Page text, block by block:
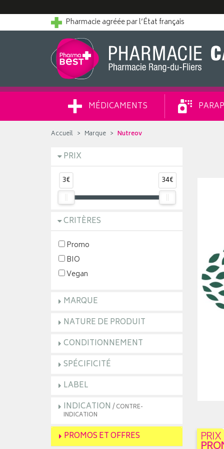
Pharmacie agréée par l’État français
MÉDICAMENTS
Accueil Marque Nutreov
PRIX
3€ 34€
CRITÈRES
Promo
BIO
Vegan
MARQUE
NATURE DE PRODUIT
CONDITIONNEMENT
SPÉCIFICITÉ
LABEL
INDICATION / CONTRE-
INDICATION
PROMOS ET OFFRES PRIX